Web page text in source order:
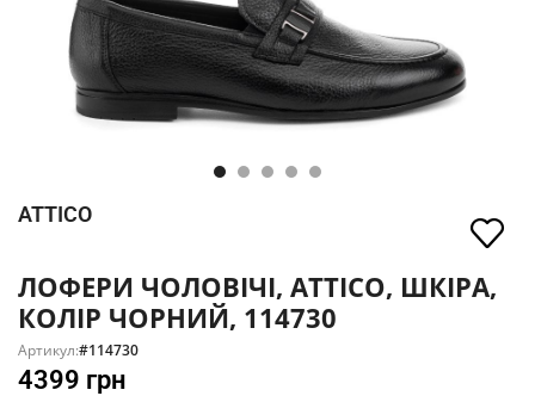
ATTICO
ЛОФЕРИ ЧОЛОВІЧІ, ATTICO, ШКІРА,
КОЛІР ЧОРНИЙ, 114730
Артикул:#114730
4399 грн